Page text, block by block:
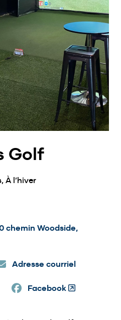
Golf
À l’hiver
chemin Woodside,
Adresse courriel
Facebook(Opens